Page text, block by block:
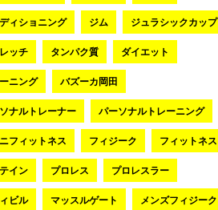
ィショニング ジム ジュラシックカップ
ッチ タンパク質 ダイエット
ニング バズーカ岡田
ナルトレーナー パーソナルトレーニング
フィットネス フィジーク フィットネス
イン プロレス プロレスラー
ビル マッスルゲート メンズフィジーク